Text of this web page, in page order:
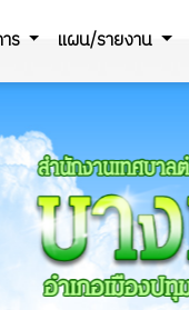
ร แผน/รายงาน